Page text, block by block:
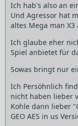
Ich hab's also an
Und Agressor hat
altes Mega man X3
Ich glaube eher
Spiel anbietet für
Sowas bringt nur
Ich Persöhnlich
nicht haben lieber
Kohle dann lieber
GEO AES in us